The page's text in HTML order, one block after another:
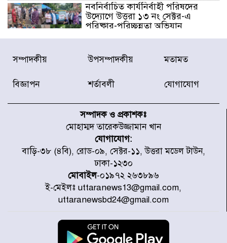
নবনির্বাচিত কার্যনির্বাহী পরিষদের
উদ্যোগে উত্তরা ১৩ নং সেক্টর-এ
পরিষ্কার-পরিচ্ছন্নতা অভিযান
ডিএমপির অভিযানে ২৪ ঘণ্টায় গ্রেপ্তার
৫০৪, উদ্ধার মাদক-অস্ত্র
সাগরে অবমুক্ত
মাতারবাড়ী পৌঁছে নির্ধারিত কর্মসূচিতে
যোগ দিয়েছেন প্রধানমন্ত্রী
জাতীয় সাংবাদিক সংস্থার পিরোজপুর
জেলা কমিটি অনুমোদন
গণঅভ্যুত্থানের তথ্য বিশ্বমিডিয়ায় পৌঁছে
সম্পাদকীয় উপসম্পাদকীয় মতামত
বিজ্ঞাপন শর্তাবলী যোগাযোগ
সম্পাদক ও প্রকাশকঃ
মোহাম্মদ তারেকউজ্জামান খান
যোগাযোগ:
বাড়ি-৩৮ (৪বি), রোড-০৯, সেক্টর-১১, উত্তরা মডেল টাউন,
ঢাকা-১২৩০
মোবাইল-০১৯৭২ ২৬৩৮৯৬
ই-মেইলঃ uttaranews13@gmail.com,
uttaranewsbd24@gmail.com